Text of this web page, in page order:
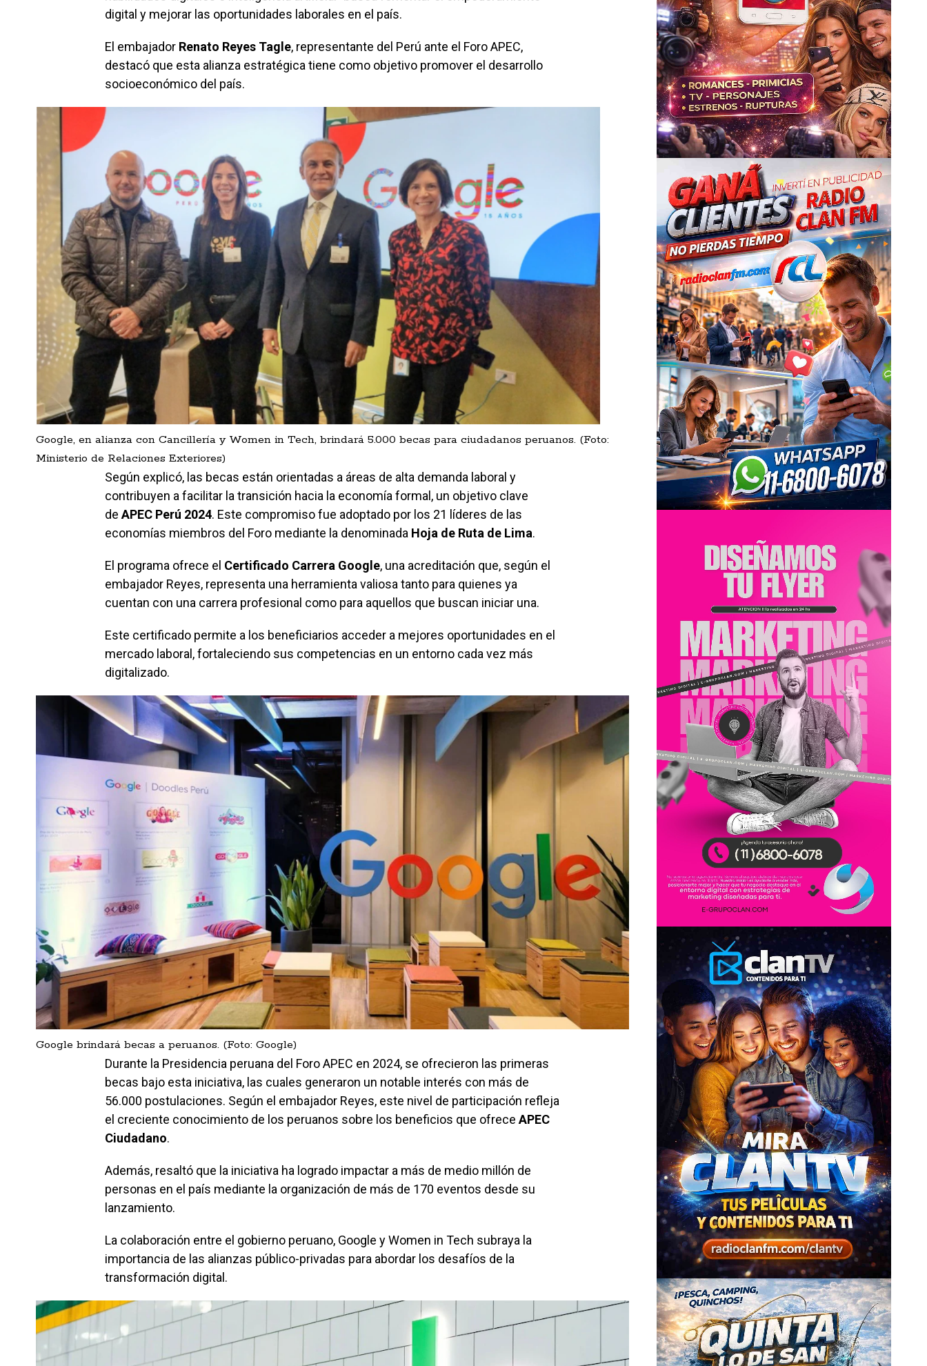
digital y mejorar las oportunidades laborales en el país.
El embajador Renato Reyes Tagle, representante del Perú ante el Foro APEC,
destacó que esta alianza estratégica tiene como objetivo promover el desarrollo
socioeconómico del país.
Google, en alianza con Cancillería y Women in Tech, brindará 5.000 becas para ciudadanos peruanos. (Foto:
Ministerio de Relaciones Exteriores)
Según explicó, las becas están orientadas a áreas de alta demanda laboral y
contribuyen a facilitar la transición hacia la economía formal, un objetivo clave
de APEC Perú 2024. Este compromiso fue adoptado por los 21 líderes de las
economías miembros del Foro mediante la denominada Hoja de Ruta de Lima.
El programa ofrece el Certificado Carrera Google, una acreditación que, según el
embajador Reyes, representa una herramienta valiosa tanto para quienes ya
cuentan con una carrera profesional como para aquellos que buscan iniciar una.
Este certificado permite a los beneficiarios acceder a mejores oportunidades en el
mercado laboral, fortaleciendo sus competencias en un entorno cada vez más
digitalizado.
Google brindará becas a peruanos. (Foto: Google)
Durante la Presidencia peruana del Foro APEC en 2024, se ofrecieron las primeras
becas bajo esta iniciativa, las cuales generaron un notable interés con más de
56.000 postulaciones. Según el embajador Reyes, este nivel de participación refleja
el creciente conocimiento de los peruanos sobre los beneficios que ofrece APEC
Ciudadano.
Además, resaltó que la iniciativa ha logrado impactar a más de medio millón de
personas en el país mediante la organización de más de 170 eventos desde su
lanzamiento.
La colaboración entre el gobierno peruano, Google y Women in Tech subraya la
importancia de las alianzas público-privadas para abordar los desafíos de la
transformación digital.